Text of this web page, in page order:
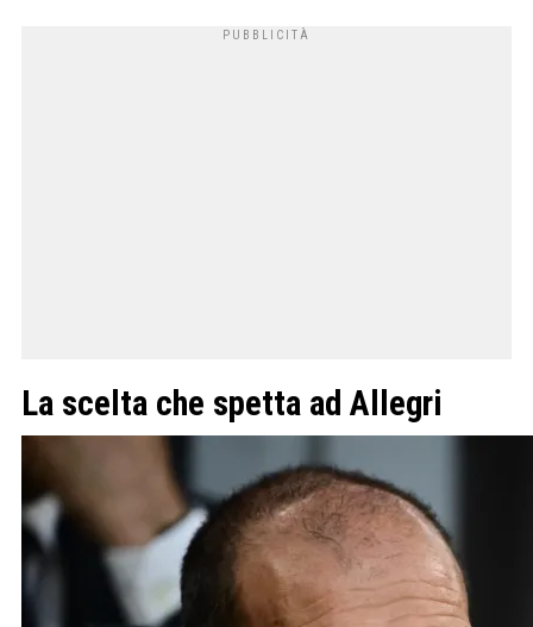
La scelta che spetta ad Allegri